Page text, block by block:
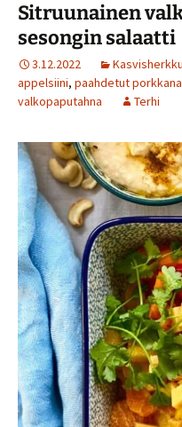
Sitruunainen
sesongin salaatti
3.12.2022
appelsiini, paahdetut
valkopaputahna
Terhi